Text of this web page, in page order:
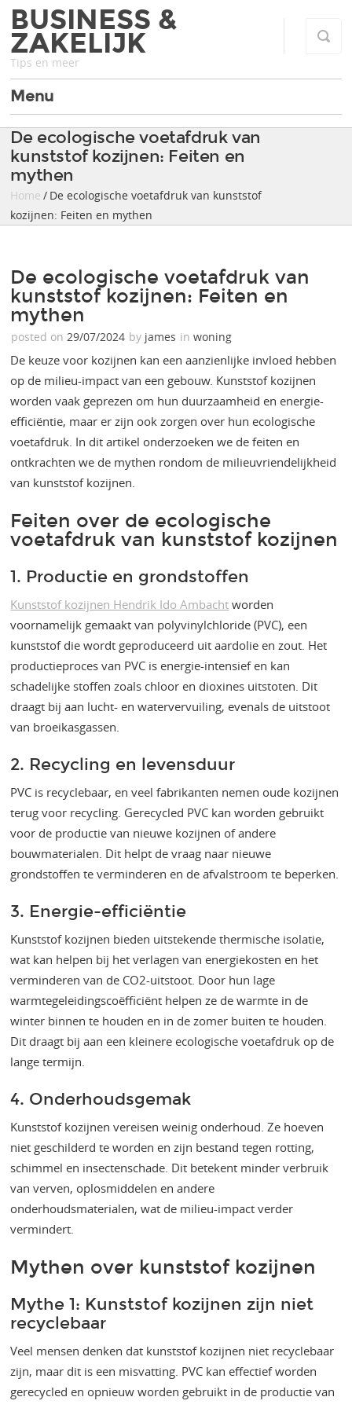
BUSINESS &
ZAKELIJK
Tips en meer
Menu
De ecologische voetafdruk van
kunststof kozijnen: Feiten en
mythen
Home / De ecologische voetafdruk van kunststof
kozijnen: Feiten en mythen
De ecologische voetafdruk van
kunststof kozijnen: Feiten en
mythen
posted on29/07/2024 by james inwoning
De keuze voor kozijnen kan een aanzienlijke invloed hebben
op de milieu-impact van een gebouw. Kunststof kozijnen
worden vaak geprezen om hun duurzaamheid en energie-
efficiëntie, maar er zijn ook zorgen over hun ecologische
voetafdruk. In dit artikel onderzoeken we de feiten en
ontkrachten we de mythen rondom de milieuvriendelijkheid
van kunststof kozijnen.
Feiten over de ecologische
voetafdruk van kunststof kozijnen
1. Productie en grondstoffen
Kunststof kozijnen Hendrik Ido Ambacht worden
voornamelijk gemaakt van polyvinylchloride (PVC), een
kunststof die wordt geproduceerd uit aardolie en zout. Het
productieproces van PVC is energie-intensief en kan
schadelijke stoffen zoals chloor en dioxines uitstoten. Dit
draagt bij aan lucht- en watervervuiling, evenals de uitstoot
van broeikasgassen​​.
2. Recycling en levensduur
PVC is recyclebaar, en veel fabrikanten nemen oude kozijnen
terug voor recycling. Gerecycled PVC kan worden gebruikt
voor de productie van nieuwe kozijnen of andere
bouwmaterialen. Dit helpt de vraag naar nieuwe
grondstoffen te verminderen en de afvalstroom te beperken​​​​.
3. Energie-efficiëntie
Kunststof kozijnen bieden uitstekende thermische isolatie,
wat kan helpen bij het verlagen van energiekosten en het
verminderen van de CO2-uitstoot. Door hun lage
warmtegeleidingscoëfficiënt helpen ze de warmte in de
winter binnen te houden en in de zomer buiten te houden.
Dit draagt bij aan een kleinere ecologische voetafdruk op de
lange termijn​​​​.
4. Onderhoudsgemak
Kunststof kozijnen vereisen weinig onderhoud. Ze hoeven
niet geschilderd te worden en zijn bestand tegen rotting,
schimmel en insectenschade. Dit betekent minder verbruik
van verven, oplosmiddelen en andere
onderhoudsmaterialen, wat de milieu-impact verder
vermindert​​.
Mythen over kunststof kozijnen
Mythe 1: Kunststof kozijnen zijn niet
recyclebaar
Veel mensen denken dat kunststof kozijnen niet recyclebaar
zijn, maar dit is een misvatting. PVC kan effectief worden
gerecycled en opnieuw worden gebruikt in de productie van